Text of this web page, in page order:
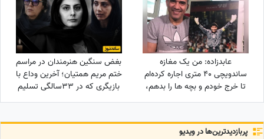
عابدزاده: من یک مغازه
ساندویچی 40 متری اجاره کرده‌ام
تا خرج خودم و بچه ها را بدهم،
سرپرستی 50 تا بچه را در
بغض سنگین هنرمندان در مراسم
ختم مریم همتیان؛ آخرین وداع با
بازیگری که در 33سالگی تسلیم
سرطان شد / از سامان صفاری و
فراستی و هانیه غلامی در سوگ
پربازدید‌ترین‌ها در ویدیو